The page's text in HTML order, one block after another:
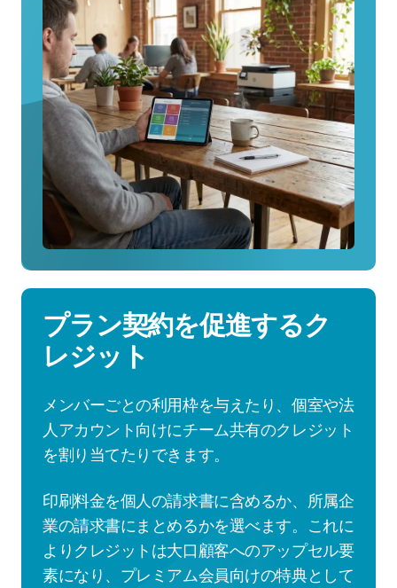
組
み
を
見
る
プラン契約を促進するク
レジット
メンバーごとの利用枠を与えたり、個室や法
人アカウント向けにチーム共有のクレジット
を割り当てたりできます。
印刷料金を個人の請求書に含めるか、所属企
業の請求書にまとめるかを選べます。これに
よりクレジットは大口顧客へのアップセル要
素になり、プレミアム会員向けの特典として